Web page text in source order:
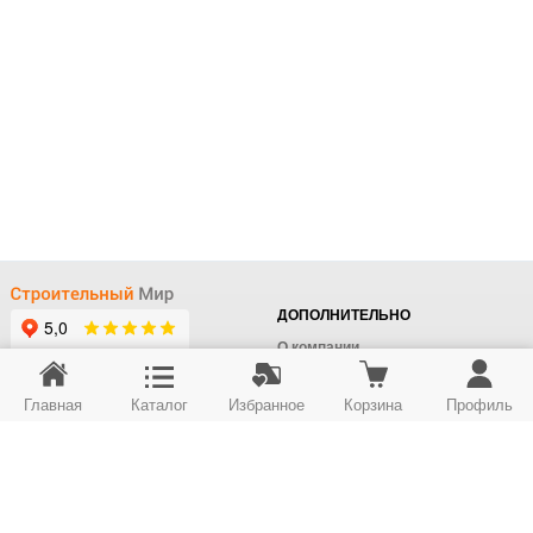
+7 (495) 414-22-76
ДОПОЛНИТЕЛЬНО
О компании
Доставка
Оплата
Главная Каталог Избранное Корзина Профиль